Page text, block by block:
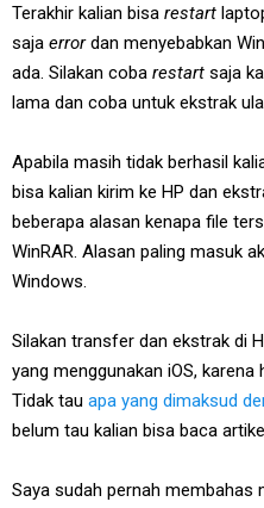
Terakhir kalian bisa restart
saja errordan menyebabkan
ada. Silakan coba restart saja
lama dan coba untuk ekstrak
Apabila masih tidak berhasil
bisa kalian kirim ke HP dan
beberapa alasan kenapa file
WinRAR. Alasan paling masuk
Windows.
Silakan transfer dan ekstrak di
yang menggunakan iOS,
Tidak tau apa yang dimaksud
belum tau kalian bisa baca
Saya sudah pernah membahas